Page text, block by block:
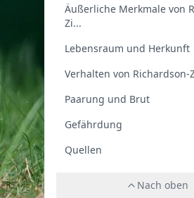
Äußerliche Merkmale von
Zi...
Lebensraum und Herkunft
Verhalten von Richardson-
Paarung und Brut
Gefährdung
Quellen
Nach oben